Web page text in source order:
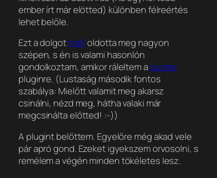
ember írt már elötted) különben félreértés
lehet belőle.
Ezt a dolgotmefioldotta meg nagyon
szépen, s én is valami hasonlón
gondolkoztam, amikor ráleltem aquoter
pluginre. (Lustaság második fontos
szabálya: Mielőtt valamit meg akarsz
csinálni, nézd meg, hátha valaki már
megcsinálta előtted! :-))
A plugint belőttem. Egyelőre még akad vele
pár apró gond. Ezeket igyekszem orvosolni, s
remélem a végén minden tökéletes lesz.